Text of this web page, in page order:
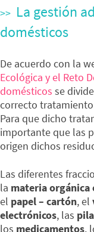
La gestión
domésticos
De acuerdo con la
Ecológica y el Reto
domésticos se
correcto
Para que dicho
importante que las
origen dichos
Las diferentes
la materia orgánica
el papel – cartón, el
electrónicos, las
los medicamentos,